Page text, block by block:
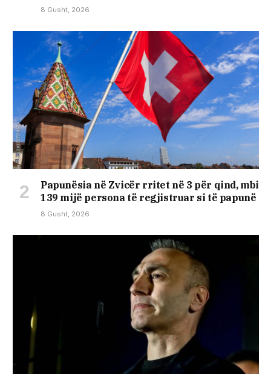
8 Gusht, 2026
Papunësia në Zvicër rritet në 3 për qind, mbi
139 mijë persona të regjistruar si të papunë
8 Gusht, 2026